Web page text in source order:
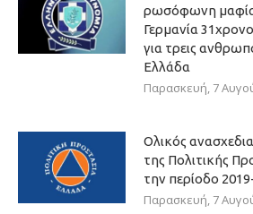
ρωσόφωνη μαφία
Γερμανία
για τρεις
Ελλάδα
Παρασκευή, 7
Ολικός
της Πολιτικής
την περίοδο
Παρασκευή, 7